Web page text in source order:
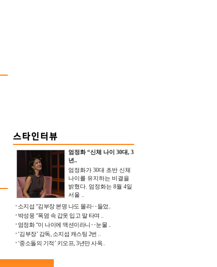
엄정화 “신체 나이 30대, 3
년..
엄정화가 30대 초반 신체
나이를 유지하는 비결을
밝혔다. 엄정화는 8월 4일
서울 ..
소지섭 “김부장 본명 나도 몰라‥들었..
박성웅 “폭염 속 갑옷 입고 말 타며 ..
엄정화 “이 나이에 액션이라니‥눈물 ..
‘김부장’ 감독, 소지섭 캐스팅 2번 ..
‘중소돌의 기적’ 키오프, 3년만 사옥..